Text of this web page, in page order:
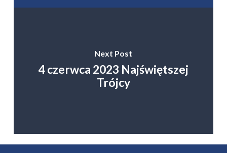
Next Post
4 czerwca 2023 Najświętszej
Trójcy